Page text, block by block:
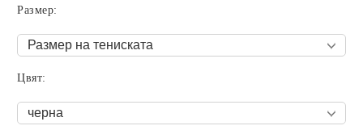
Размер:
Цвят: